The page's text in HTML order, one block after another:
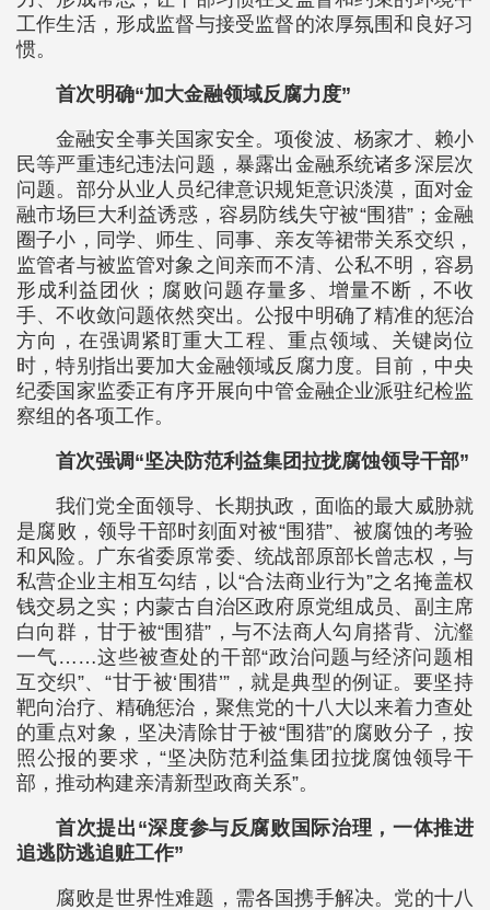
工作生活，形成监督与接受监督的浓厚氛围和良好习
惯。
首次明确“加大金融领域反腐力度”
金融安全事关国家安全。项俊波、杨家才、赖小
民等严重违纪违法问题，暴露出金融系统诸多深层次
问题。部分从业人员纪律意识规矩意识淡漠，面对金
融市场巨大利益诱惑，容易防线失守被“围猎”；金融
圈子小，同学、师生、同事、亲友等裙带关系交织，
监管者与被监管对象之间亲而不清、公私不明，容易
形成利益团伙；腐败问题存量多、增量不断，不收
手、不收敛问题依然突出。公报中明确了精准的惩治
方向，在强调紧盯重大工程、重点领域、关键岗位
时，特别指出要加大金融领域反腐力度。目前，中央
纪委国家监委正有序开展向中管金融企业派驻纪检监
察组的各项工作。
首次强调“坚决防范利益集团拉拢腐蚀领导干部”
我们党全面领导、长期执政，面临的最大威胁就
是腐败，领导干部时刻面对被“围猎”、被腐蚀的考验
和风险。广东省委原常委、统战部原部长曾志权，与
私营企业主相互勾结，以“合法商业行为”之名掩盖权
钱交易之实；内蒙古自治区政府原党组成员、副主席
白向群，甘于被“围猎”，与不法商人勾肩搭背、沆瀣
一气……这些被查处的干部“政治问题与经济问题相
互交织”、“甘于被‘围猎’”，就是典型的例证。要坚持
靶向治疗、精确惩治，聚焦党的十八大以来着力查处
的重点对象，坚决清除甘于被“围猎”的腐败分子，按
照公报的要求，“坚决防范利益集团拉拢腐蚀领导干
部，推动构建亲清新型政商关系”。
首次提出“深度参与反腐败国际治理，一体推进
追逃防逃追赃工作”
腐败是世界性难题，需各国携手解决。党的十八